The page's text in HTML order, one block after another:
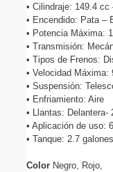
• Cilindraje: 149.4 cc
• Encendido: Pata –
• Potencia Máxima:
• Transmisión:
• Tipos de Frenos:
• Velocidad Máxima:
• Suspensión:
• Enfriamiento: Aire
• Llantas: Delantera-
• Aplicación de uso:
• Tanque: 2.7 galones
Color Negro, Rojo,